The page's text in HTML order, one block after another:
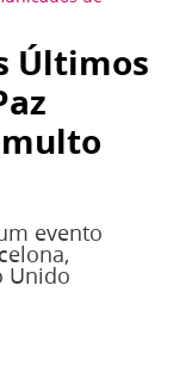
Últimos
evento
Unido